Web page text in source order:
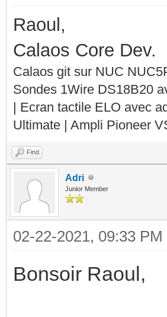
Raoul,
Calaos Core Dev.
Calaos git sur NUC
Sondes 1Wire DS18B20
| Ecran tactile ELO avec
Ultimate | Ampli Pioneer
Find
Adri
Junior Member
02-22-2021, 09:33 PM
Bonsoir Raoul,